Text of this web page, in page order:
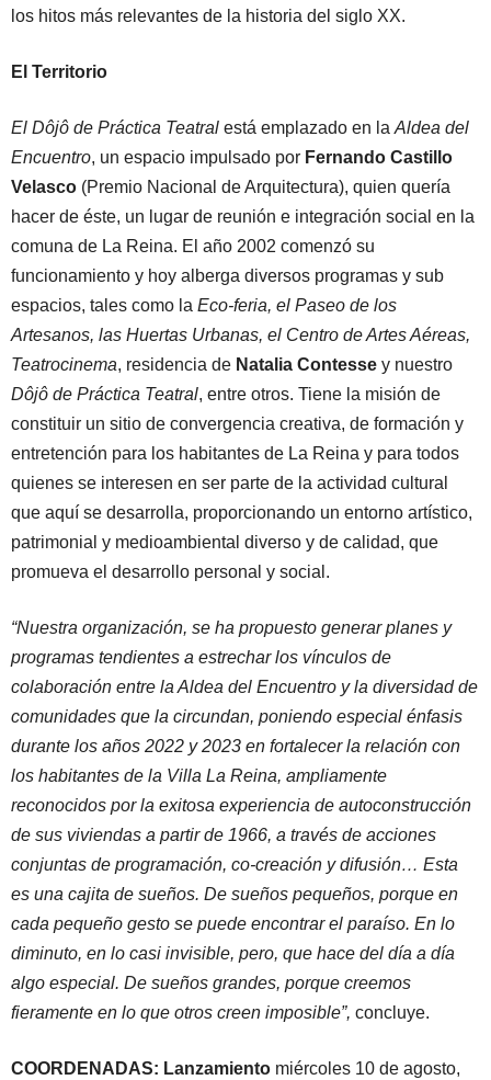
los hitos más relevantes de la historia del siglo XX.
El Territorio
El Dôjô de Práctica Teatral está emplazado en laAldea del
Encuentro, un espacio impulsado por Fernando Castillo
Velasco (Premio Nacional de Arquitectura), quien quería
hacer de éste, un lugar de reunión e integración social en la
comuna de La Reina. El año 2002 comenzó su
funcionamiento y hoy alberga diversos programas y sub
espacios, tales como la Eco-feria, el Paseo de los
Artesanos, las Huertas Urbanas, el Centro de Artes Aéreas,
Teatrocinema, residencia de Natalia Contesse y nuestro
Dôjô de Práctica Teatral, entre otros. Tiene la misión de
constituir un sitio de convergencia creativa, de formación y
entretención para los habitantes de La Reina y para todos
quienes se interesen en ser parte de la actividad cultural
que aquí se desarrolla, proporcionando un entorno artístico,
patrimonial y medioambiental diverso y de calidad, que
promueva el desarrollo personal y social.
“Nuestra organización, se ha propuesto generar planes y
programas tendientes a estrechar los vínculos de
colaboración entre la Aldea del Encuentro y la diversidad de
comunidades que la circundan, poniendo especial énfasis
durante los años 2022 y 2023 en fortalecer la relación con
los habitantes de la Villa La Reina, ampliamente
reconocidos por la exitosa experiencia de autoconstrucción
de sus viviendas a partir de 1966, a través de acciones
conjuntas de programación, co-creación y difusión… Esta
es una cajita de sueños. De sueños pequeños, porque en
cada pequeño gesto se puede encontrar el paraíso. En lo
diminuto, en lo casi invisible, pero, que hace del día a día
algo especial. De sueños grandes, porque creemos
fieramente en lo que otros creen imposible”, concluye.
COORDENADAS: Lanzamiento miércoles 10 de agosto,